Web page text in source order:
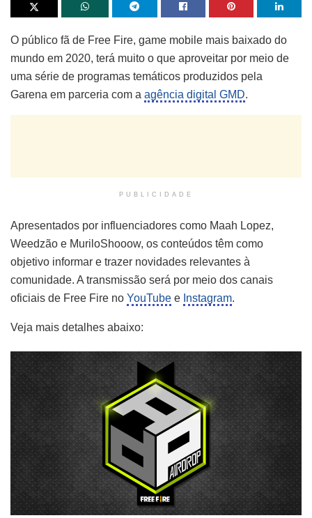
O público fã de Free Fire, game mobile mais baixado do
mundo em 2020, terá muito o que aproveitar por meio de
uma série de programas temáticos produzidos pela
Garena em parceria com a agência digital GMD.
PUBLICIDADE
Apresentados por influenciadores como Maah Lopez,
Weedzão e MuriloShooow, os conteúdos têm como
objetivo informar e trazer novidades relevantes à
comunidade. A transmissão será por meio dos canais
oficiais de Free Fire no YouTube e Instagram.
Veja mais detalhes abaixo: